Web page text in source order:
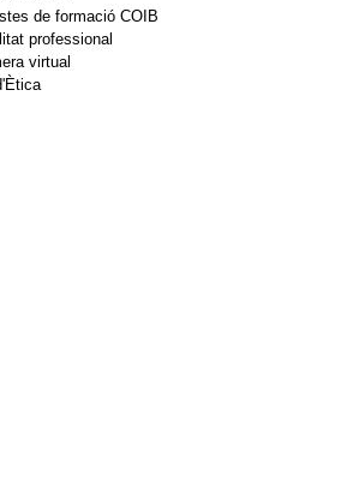
de formació COIB
professional
virtual